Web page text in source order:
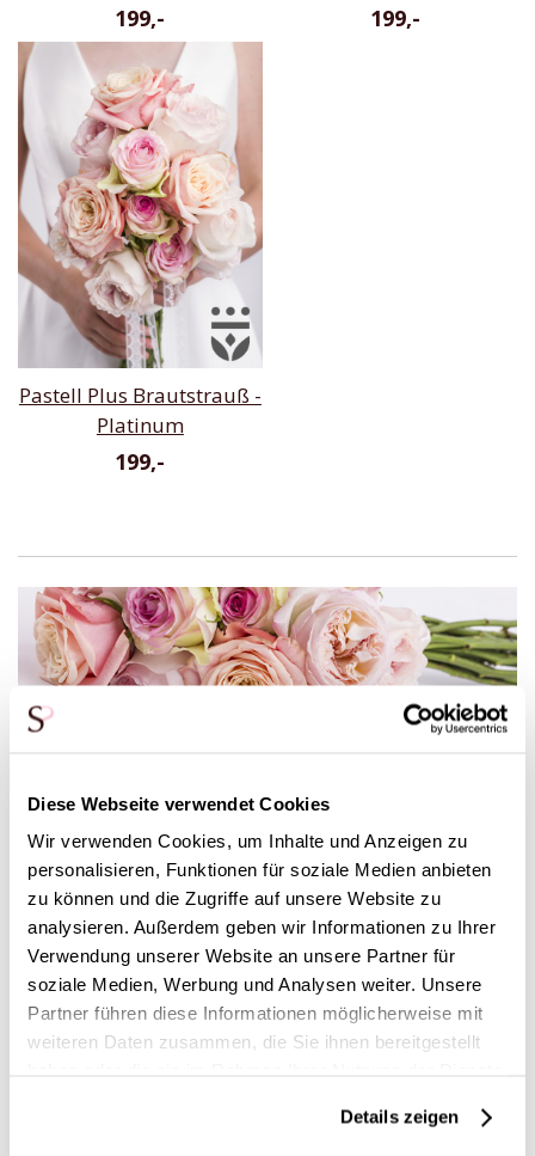
Diese Webseite verwendet Cookies
Wir verwenden Cookies, um Inhalte und Anzeigen zu
personalisieren, Funktionen für soziale Medien anbieten
zu können und die Zugriffe auf unsere Website zu
analysieren. Außerdem geben wir Informationen zu Ihrer
Verwendung unserer Website an unsere Partner für
soziale Medien, Werbung und Analysen weiter. Unsere
Partner führen diese Informationen möglicherweise mit
weiteren Daten zusammen, die Sie ihnen bereitgestellt
Details zeigen
199,- 199,-
Pastell Plus Brautstrauß -
Platinum
199,-
Die Kosten für einen
EinBrautjungfernstraußist eine wunderbare Ergänzung zum
Brautstrauß und bildet ein Ganzes während der Zeremonie
und auf den Fotos. Bei Surprose liegen die Kosten für einen
Brautjungfernstrauß zwischen 59 € und 89 €, je nach Stil und
Ausführung. Diese kleineren Sträuße werden mit der
gleichen Sorgfalt wie der Brautstrauß von Hand gebunden
und sind auf dein Hochzeitsthema zugeschnitten. Sie
verleihen deinen Brautjungfern ein raffiniertes Detail und
machen deinen Tag zu etwas ganz Besonderem.